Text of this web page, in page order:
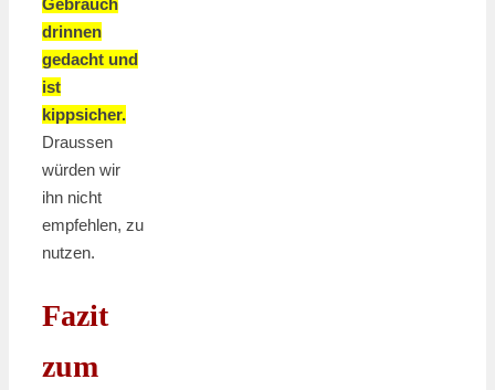
drinnen
gedacht und
ist
kippsicher.
Draussen
würden wir
ihn nicht
empfehlen, zu
nutzen.
Fazit
zum